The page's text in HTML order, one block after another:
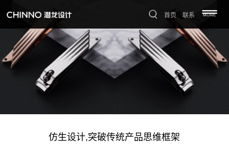
首页 联系 MORE
仿生设计,突破传统产品思维框架